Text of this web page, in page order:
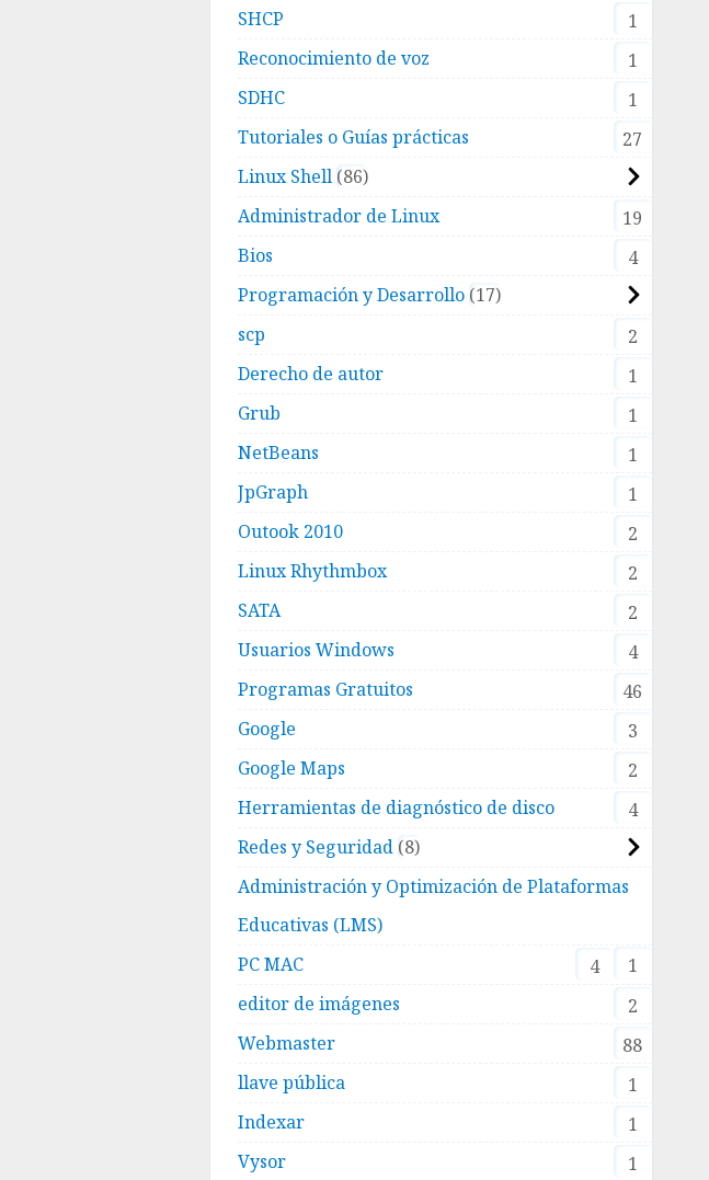
SHCP
1
Reconocimiento de voz
1
SDHC
1
Tutoriales o Guías prácticas
27
Linux Shell 86
Administrador de Linux
19
Bios
4
Programación y Desarrollo 17
scp
2
Derecho de autor
1
Grub
1
NetBeans
1
JpGraph
1
Outook 2010
2
Linux Rhythmbox
2
SATA
2
Usuarios Windows
4
Programas Gratuitos
46
Google
3
Google Maps
2
Herramientas de diagnóstico de disco
4
Redes y Seguridad 8
Administración y Optimización de Plataformas
Educativas (LMS)
1
PC MAC
4
editor de imágenes
2
Webmaster
88
llave pública
1
Indexar
1
Vysor
1